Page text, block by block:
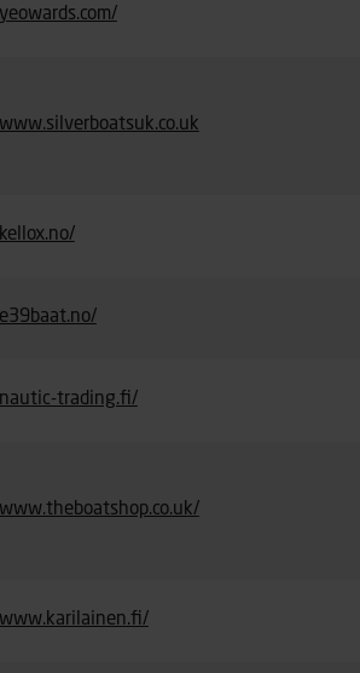
yeowards.com/
www.silverboatsuk.co.uk
kellox.no/
e39baat.no/
nautic-trading.fi/
www.theboatshop.co.uk/
www.karilainen.fi/